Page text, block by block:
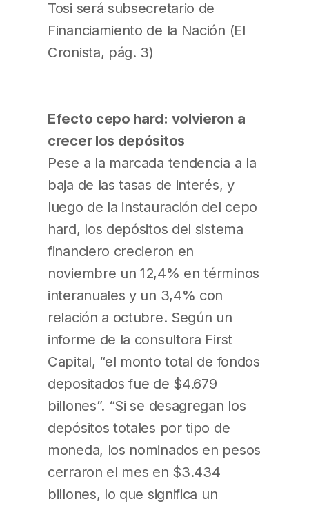
Tosi será subsecretario de
Financiamiento de la Nación (El
Cronista, pág. 3)
Efecto cepo hard: volvieron a
crecer los depósitos
Pese a la marcada tendencia a la
baja de las tasas de interés, y
luego de la instauración del cepo
hard, los depósitos del sistema
financiero crecieron en
noviembre un 12,4% en términos
interanuales y un 3,4% con
relación a octubre. Según un
informe de la consultora First
Capital, “el monto total de fondos
depositados fue de $4.679
billones”. “Si se desagregan los
depósitos totales por tipo de
moneda, los nominados en pesos
cerraron el mes en $3.434
billones, lo que significa un